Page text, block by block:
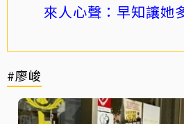
來人心聲：早知讓她
#廖峻